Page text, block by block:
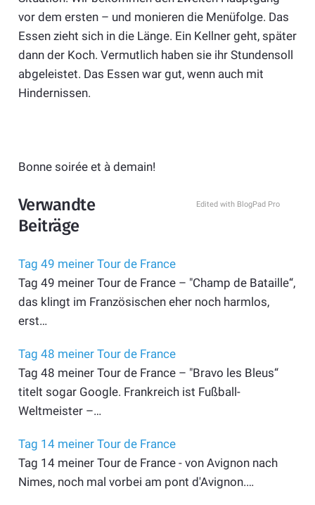
vor dem ersten – und monieren die Menüfolge. Das
Essen zieht sich in die Länge. Ein Kellner geht, später
dann der Koch. Vermutlich haben sie ihr Stundensoll
abgeleistet. Das Essen war gut, wenn auch mit
Hindernissen.
Bonne soirée et à demain!
Edited with BlogPad Pro
Verwandte
Beiträge
Tag 49 meiner Tour de France
Tag 49 meiner Tour de France – "Champ de Bataille“,
das klingt im Französischen eher noch harmlos,
erst…
Tag 48 meiner Tour de France
Tag 48 meiner Tour de France – "Bravo les Bleus“
titelt sogar Google. Frankreich ist Fußball-
Weltmeister –…
Tag 14 meiner Tour de France
Tag 14 meiner Tour de France - von Avignon nach
Nimes, noch mal vorbei am pont d'Avignon.…